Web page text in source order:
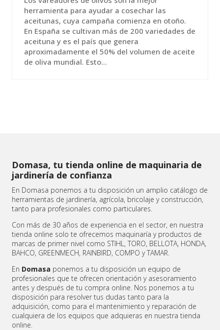
herramienta para ayudar a cosechar las
aceitunas, cuya campaña comienza en otoño.
En España se cultivan más de 200 variedades de
aceituna y es el país que genera
aproximadamente el 50% del volumen de aceite
de oliva mundial. Esto...
Domasa, tu tienda online de maquinaria de
jardinería de confianza
En Domasa ponemos a tu disposición un amplio catálogo de
herramientas de jardinería, agrícola, bricolaje y construcción,
tanto para profesionales como particulares.
Con más de 30 años de experiencia en el sector, en nuestra
tienda online solo te ofrecemos maquinaría y productos de
marcas de primer nivel como STIHL, TORO, BELLOTA, HONDA,
BAHCO, GREENMECH, RAINBIRD, COMPO y TAMAR.
En Domasa ponemos a tu disposición un equipo de
profesionales que te ofrecen orientación y asesoramiento
antes y después de tu compra online. Nos ponemos a tu
disposición para resolver tus dudas tanto para la
adquisición, como para el mantenimiento y reparación de
cualquiera de los equipos que adquieras en nuestra tienda
online.